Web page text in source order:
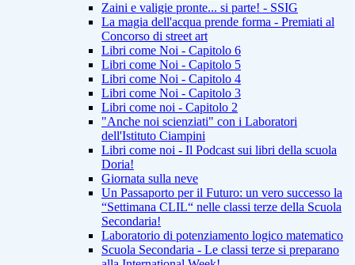
Zaini e valigie pronte... si parte! - SSIG
La magia dell'acqua prende forma - Premiati al
Concorso di street art
Libri come Noi - Capitolo 6
Libri come Noi - Capitolo 5
Libri come Noi - Capitolo 4
Libri come Noi - Capitolo 3
Libri come noi - Capitolo 2
"Anche noi scienziati" con i Laboratori
dell'Istituto Ciampini
Libri come noi - Il Podcast sui libri della scuola
Doria!
Giornata sulla neve
Un Passaporto per il Futuro: un vero successo la
“Settimana CLIL“ nelle classi terze della Scuola
Secondaria!
Laboratorio di potenziamento logico matematico
Scuola Secondaria - Le classi terze si preparano